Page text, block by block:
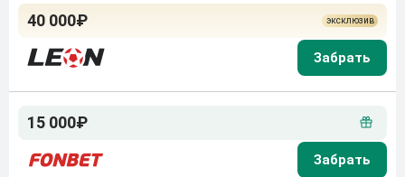
40 000₽
15 000₽